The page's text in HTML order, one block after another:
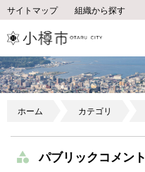
サイトマップ 組織から探す
ホーム カテゴリ
パブリックコメント